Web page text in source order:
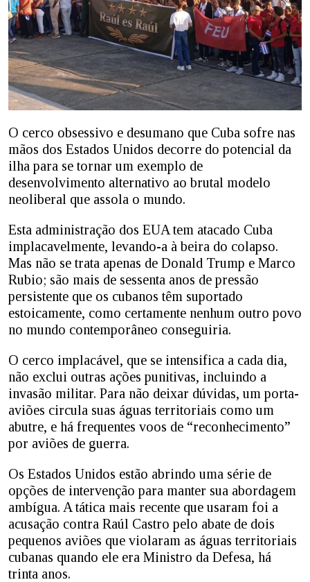
O cerco obsessivo e desumano que Cuba sofre nas
mãos dos Estados Unidos decorre do potencial da
ilha para se tornar um exemplo de
desenvolvimento alternativo ao brutal modelo
neoliberal que assola o mundo.
Esta administração dos EUA tem atacado Cuba
implacavelmente, levando-a à beira do colapso.
Mas não se trata apenas de Donald Trump e Marco
Rubio; são mais de sessenta anos de pressão
persistente que os cubanos têm suportado
estoicamente, como certamente nenhum outro povo
no mundo contemporâneo conseguiria.
O cerco implacável, que se intensifica a cada dia,
não exclui outras ações punitivas, incluindo a
invasão militar. Para não deixar dúvidas, um porta-
aviões circula suas águas territoriais como um
abutre, e há frequentes voos de “reconhecimento”
por aviões de guerra.
Os Estados Unidos estão abrindo uma série de
opções de intervenção para manter sua abordagem
ambígua. A tática mais recente que usaram foi a
acusação contra Raúl Castro pelo abate de dois
pequenos aviões que violaram as águas territoriais
cubanas quando ele era Ministro da Defesa, há
trinta anos.